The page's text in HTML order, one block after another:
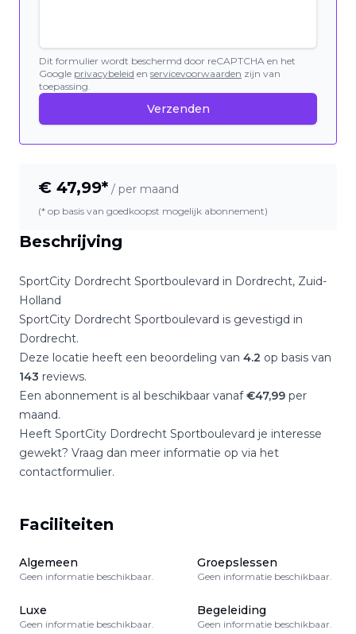
Beschrijving
SportCity Dordrecht Sportboulevard in Dordrecht, Zuid-
Holland
SportCity Dordrecht Sportboulevard is gevestigd in
Dordrecht.
Deze locatie heeft een beoordeling van 4.2 op basis van
143 reviews.
Een abonnement is al beschikbaar vanaf€47,99 per
maand.
Heeft SportCity Dordrecht Sportboulevard je interesse
gewekt? Vraag dan meer informatie op via het
contactformulier.
Faciliteiten
Algemeen
Geen informatie beschikbaar.
Groepslessen
Geen informatie beschikbaar.
Luxe
Geen informatie beschikbaar.
Begeleiding
Geen informatie beschikbaar.
Dit formulier wordt beschermd door reCAPTCHA en het
Google privacybeleid en servicevoorwaarden zijn van
toepassing.
Verzenden
€ 47,99* / per maand
(* op basis van goedkoopst mogelijk abonnement)